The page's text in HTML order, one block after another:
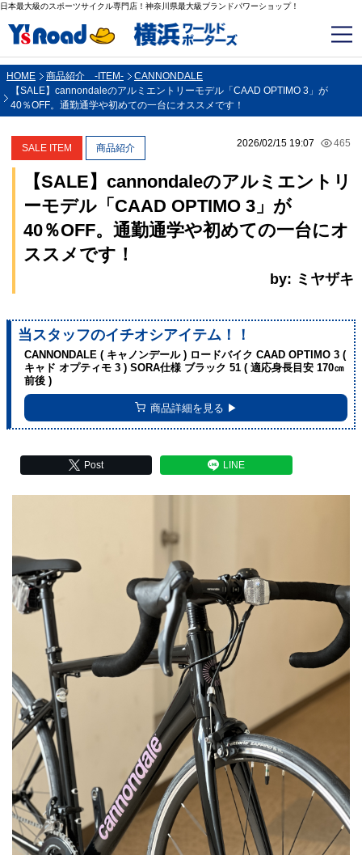
日本最大級のスポーツサイクル専門店！神奈川県最大級ブランドパワーショップ！
HOME 商品紹介 -ITEM-
CANNONDALE
【SALE】cannondaleのアルミエントリーモデル「CAAD OPTIMO 3」が
40％OFF。通勤通学や初めての一台にオススメです！
2026/02/15 19:07 465
SALE ITEM 商品紹介
【SALE】cannondaleのアルミエントリ
ーモデル「CAAD OPTIMO 3」が
40％OFF。通勤通学や初めての一台にオ
ススメです！
by: ミヤザキ
当スタッフのイチオシアイテム！！
CANNONDALE ( キャノンデール ) ロードバイク CAAD OPTIMO 3 (
キャド オプティモ 3 ) SORA仕様 ブラック 51 ( 適応身長目安 170㎝
前後 )
商品詳細を見る ▶︎
Post LINE